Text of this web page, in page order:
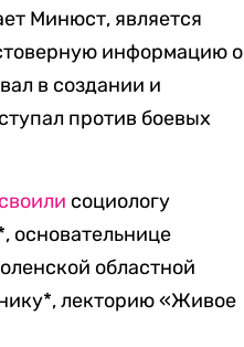
Минюст, является
информацию о
в создании и
против боевых
социологу
основательнице
областной
лекторию «Живое